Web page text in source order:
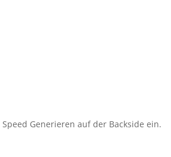
Generieren auf der Backside ein.